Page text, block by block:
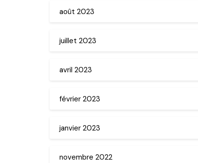
août 2023
juillet 2023
avril 2023
février 2023
janvier 2023
novembre 2022